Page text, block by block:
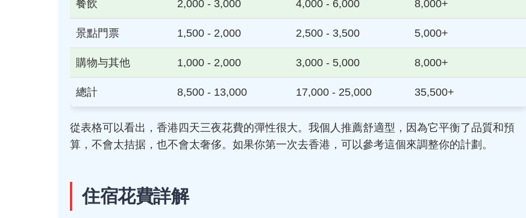
餐飲 2,000 - 3,000 4,000 - 6,000 8,000+
景點門票 1,500 - 2,000 2,500 - 3,500 5,000+
購物与其他 1,000 - 2,000 3,000 - 5,000 8,000+
總計 8,500 - 13,000 17,000 - 25,000 35,500+
從表格可以看出，香港四天三夜花費的彈性很大。我個人推薦舒適型，因為它平衡了品質和預
算，不會太拮据，也不會太奢侈。如果你第一次去香港，可以參考這個來調整你的計劃。
住宿花費詳解